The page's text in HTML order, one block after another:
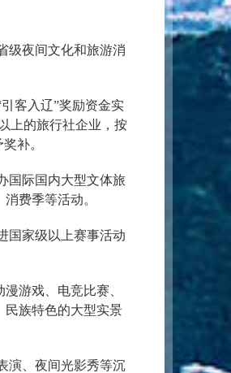
级夜间文化和旅游消
客入辽”奖励资金实
上的旅行社企业，按
补。
国际国内大型文体旅
费季等活动。
国家级以上赛事活动
游戏、电竞比赛、
民族特色的大型实景
演、夜间光影秀等沉